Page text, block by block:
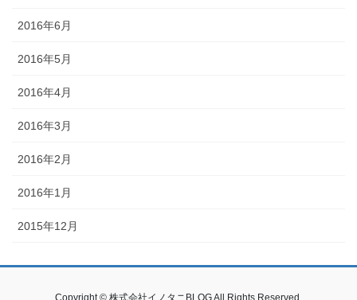
2016年6月
2016年5月
2016年4月
2016年3月
2016年2月
2016年1月
2015年12月